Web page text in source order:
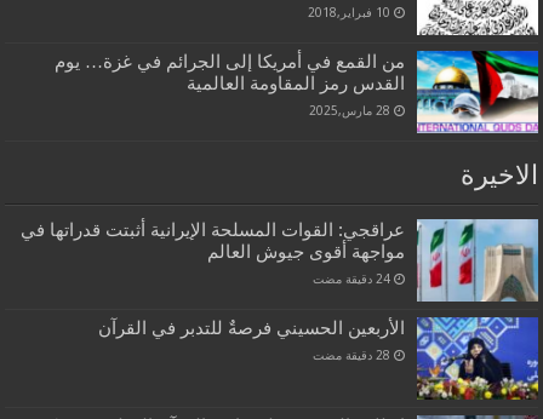
10 فبراير,2018
من القمع في أمريكا إلى الجرائم في غزة… يوم
القدس رمز المقاومة العالمية
28 مارس,2025
الاخيرة
عراقجي: القوات المسلحة الإيرانية أثبتت قدراتها في
مواجهة أقوى جيوش العالم
‏24 دقيقة مضت
الأربعين الحسيني فرصةٌ للتدبر في القرآن